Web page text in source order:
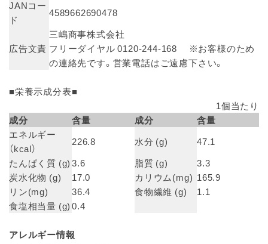
JANコー
ド
4589662690478
広告文責
三嶋商事株式会社
フリーダイヤル 0120-244-168 ※お客様のため
の連絡先です。営業電話はご遠慮下さい。
■栄養示成分表■
1個当たり
成分
含量 成分
含量
エネルギー
（kcal）
226.8 水分 (g)
47.1
たんぱく質 (g)3.6 脂質 (g)
3.3
炭水化物 (g)
17.0 カリウム(mg) 165.9
リン(mg)
36.4 食物繊維 (g)
1.1
食塩相当量 (g)0.4
アレルギー情報